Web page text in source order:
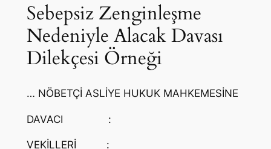
Sebepsiz Zenginleşme
Nedeniyle Alacak Davası
Dilekçesi Örneği
… NÖBETÇİ ASLİYE HUKUK MAHKEMESİNE
DAVACI :
VEKİLLERİ :